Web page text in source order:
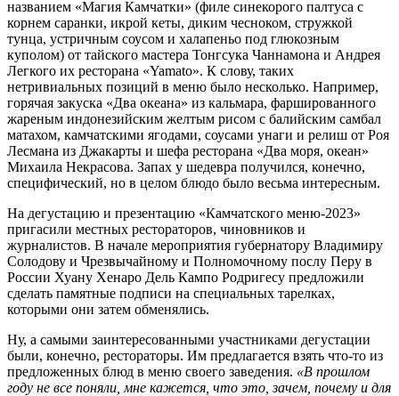
названием «Магия Камчатки» (филе синекорого палтуса с
корнем саранки, икрой кеты, диким чесноком, стружкой
тунца, устричным соусом и халапеньо под глюкозным
куполом) от тайского мастера Тонгсука Чаннамона и Андрея
Легкого их ресторана «Yamato». К слову, таких
нетривиальных позиций в меню было несколько. Например,
горячая закуска «Два океана» из кальмара, фаршированного
жареным индонезийским желтым рисом с балийским самбал
матахом, камчатскими ягодами, соусами унаги и релиш от Роя
Лесмана из Джакарты и шефа ресторана «Два моря, океан»
Михаила Некрасова. Запах у шедевра получился, конечно,
специфический, но в целом блюдо было весьма интересным.
На дегустацию и презентацию «Камчатского меню-2023»
пригасили местных рестораторов, чиновников и
журналистов. В начале мероприятия губернатору Владимиру
Солодову и Чрезвычайному и Полномочному послу Перу в
России Хуану Хенаро Дель Кампо Родригесу предложили
сделать памятные подписи на специальных тарелках,
которыми они затем обменялись.
Ну, а самыми заинтересованными участниками дегустации
были, конечно, рестораторы. Им предлагается взять что-то из
предложенных блюд в меню своего заведения. «В прошлом
году не все поняли, мне кажется, что это, зачем, почему и для